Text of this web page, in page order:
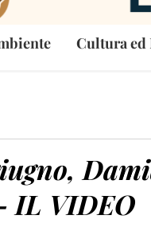
Cultura ed
IL VIDEO